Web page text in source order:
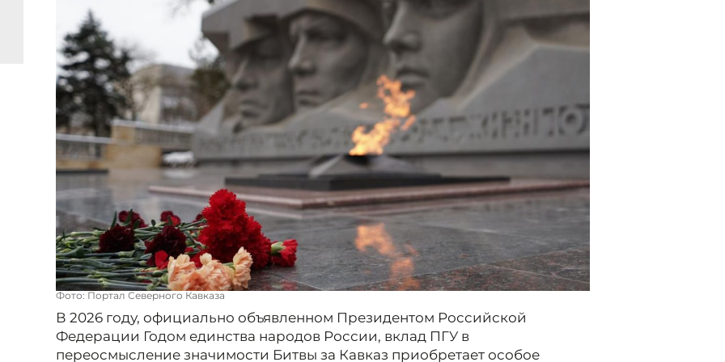
Фото: Портал Северного Кавказа
В 2026 году, официально объявленном Президентом Российской
Федерации Годом единства народов России, вклад ПГУ в
переосмысление значимости Битвы за Кавказ приобретает особое